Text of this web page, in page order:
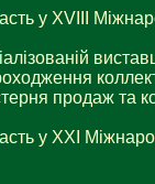
у XVIII
продаж та
у XХI